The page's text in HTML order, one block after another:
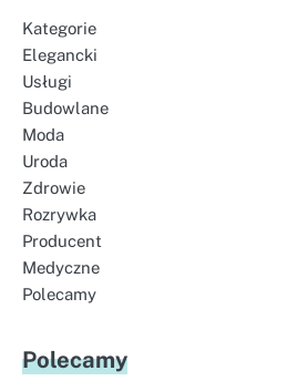
Kategorie
Elegancki
Usługi
Budowlane
Moda
Uroda
Zdrowie
Rozrywka
Producent
Medyczne
Polecamy
Polecamy